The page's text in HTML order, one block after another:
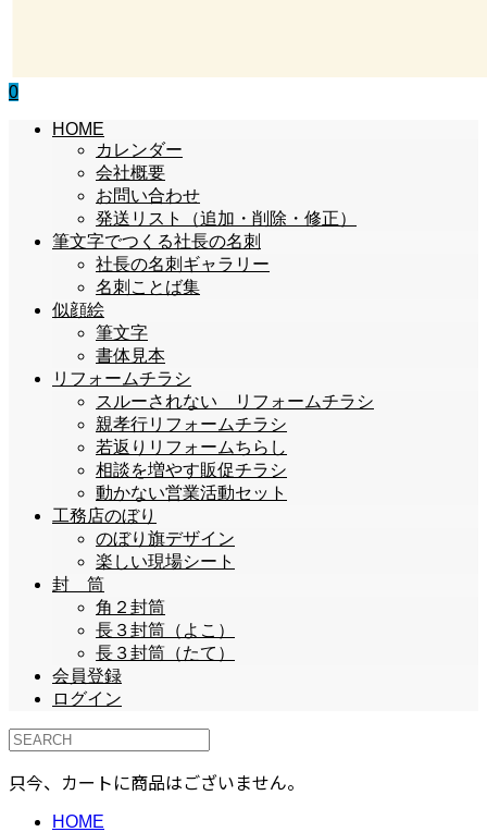
0
HOME
カレンダー
会社概要
お問い合わせ
発送リスト（追加・削除・修正）
筆文字でつくる社長の名刺
社長の名刺ギャラリー
名刺ことば集
似顔絵
筆文字
書体見本
リフォームチラシ
スルーされない リフォームチラシ
親孝行リフォームチラシ
若返りリフォームちらし
相談を増やす販促チラシ
動かない営業活動セット
工務店のぼり
のぼり旗デザイン
楽しい現場シート
封 筒
角２封筒
長３封筒（よこ）
長３封筒（たて）
会員登録
ログイン
只今、カートに商品はございません。
HOME